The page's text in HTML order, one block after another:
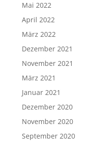
Mai 2022
April 2022
März 2022
Dezember 2021
November 2021
März 2021
Januar 2021
Dezember 2020
November 2020
September 2020